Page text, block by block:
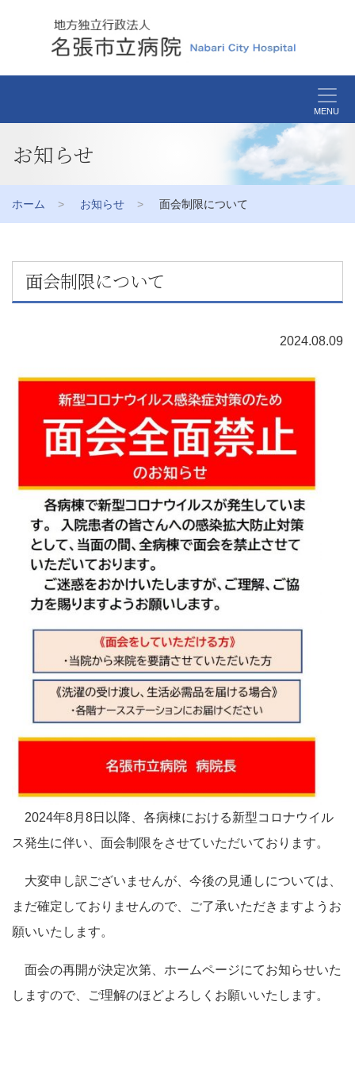
MENU
お知らせ
ホーム お知らせ 面会制限について
面会制限について
2024.08.09
2024年8月8日以降、各病棟における新型コロナウイル
ス発生に伴い、面会制限をさせていただいております。
大変申し訳ございませんが、今後の見通しについては、
まだ確定しておりませんので、ご了承いただきますようお
願いいたします。
面会の再開が決定次第、ホームページにてお知らせいた
しますので、ご理解のほどよろしくお願いいたします。